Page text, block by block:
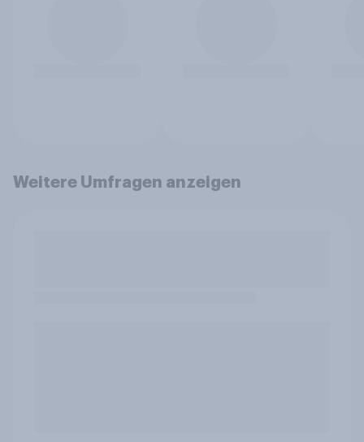
Weitere Umfragen anzeigen